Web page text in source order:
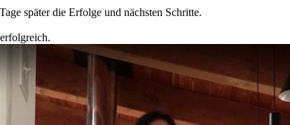
später die Erfolge und nächsten Schritte.